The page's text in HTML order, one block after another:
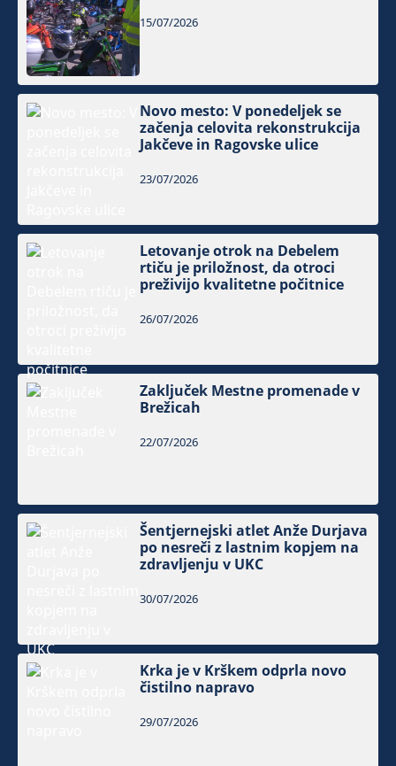
15/07/2026
Novo mesto: V ponedeljek se
začenja celovita rekonstrukcija
Jakčeve in Ragovske ulice
23/07/2026
Letovanje otrok na Debelem
rtiču je priložnost, da otroci
preživijo kvalitetne počitnice
26/07/2026
Zaključek Mestne promenade v
Brežicah
22/07/2026
Šentjernejski atlet Anže Durjava
po nesreči z lastnim kopjem na
zdravljenju v UKC
30/07/2026
Krka je v Krškem odprla novo
čistilno napravo
29/07/2026